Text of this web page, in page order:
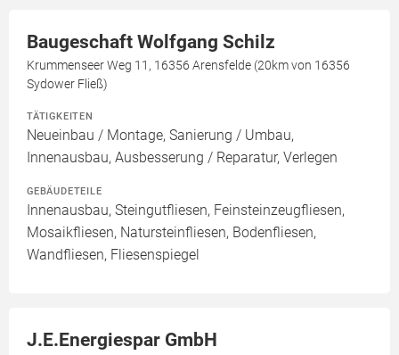
Baugeschaft Wolfgang Schilz
Krummenseer Weg 11, 16356 Arensfelde (20km von 16356
Sydower Fließ)
TÄTIGKEITEN
Neueinbau / Montage, Sanierung / Umbau,
Innenausbau, Ausbesserung / Reparatur, Verlegen
GEBÄUDETEILE
Innenausbau, Steingutfliesen, Feinsteinzeugfliesen,
Mosaikfliesen, Natursteinfliesen, Bodenfliesen,
Wandfliesen, Fliesenspiegel
J.E.Energiespar GmbH